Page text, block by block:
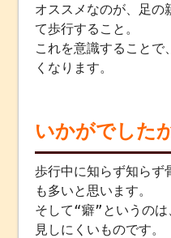
オススメなのが、足の
て歩行すること。
これを意識することで
くなります。
いかがでした
歩行中に知らず知らず
も多いと思います。
そして“癖”というの
見しにくいものです。